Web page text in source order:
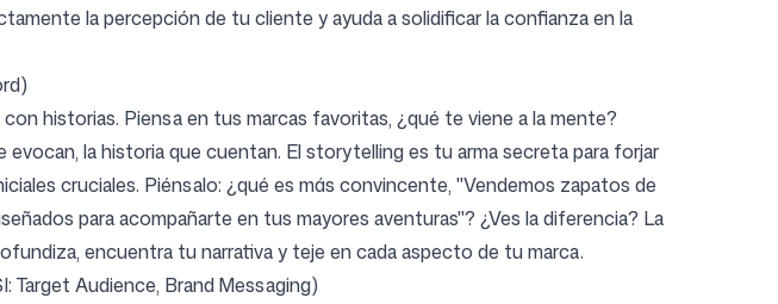
la percepción de tu cliente y ayuda a solidificar la confianza en la
historias. Piensa en tus marcas favoritas, ¿qué te viene a la mente?
evocan, la historia que cuentan. El storytelling es tu arma secreta para forjar
cruciales. Piénsalo: ¿qué es más convincente, "Vendemos zapatos de
para acompañarte en tus mayores aventuras"? ¿Ves la diferencia? La
encuentra tu narrativa y teje en cada aspecto de tu marca.
Target Audience, Brand Messaging)